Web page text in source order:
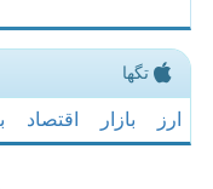
تگها
ارز بازار اقتصاد